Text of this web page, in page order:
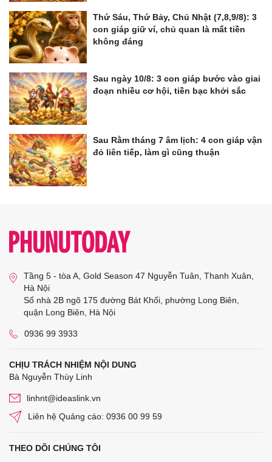
Thứ Sáu, Thứ Bảy, Chủ Nhật (7,8,9/8): 3
con giáp giữ ví, chủ quan là mất tiền
không đáng
Sau ngày 10/8: 3 con giáp bước vào giai
đoạn nhiều cơ hội, tiền bạc khởi sắc
Sau Rằm tháng 7 âm lịch: 4 con giáp vận
đỏ liên tiếp, làm gì cũng thuận
Tầng 5 - tòa A, Gold Season 47 Nguyễn Tuân, Thanh Xuân,
Hà Nội
Số nhà 2B ngõ 175 đường Bát Khối, phường Long Biên,
quận Long Biên, Hà Nội
0936 99 3933
CHỊU TRÁCH NHIỆM NỘI DUNG
Bà Nguyễn Thùy Linh
linhnt@ideaslink.vn
Liên hệ Quảng cáo: 0936 00 99 59
THEO DÕI CHÚNG TÔI